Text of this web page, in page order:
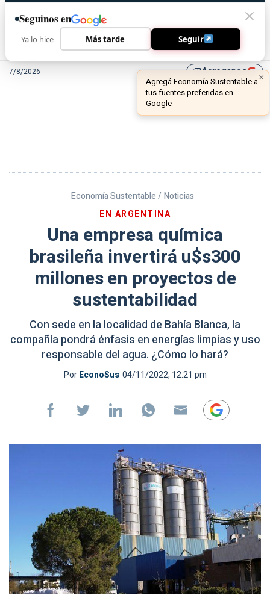
7/8/2026 library_addAgreganos
Economía Sustentable / Noticias
EN ARGENTINA
Una empresa química
brasileña invertirá u$s300
millones en proyectos de
sustentabilidad
Con sede en la localidad de Bahía Blanca, la
compañía pondrá énfasis en energías limpias y uso
responsable del agua. ¿Cómo lo hará?
PorEconoSus 04/11/2022, 12:21 pm
Seguinos en
Ya lo hice Más tarde Seguir